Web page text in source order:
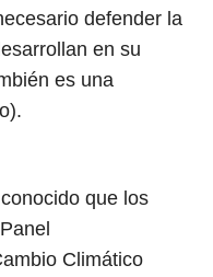
defender la
en su
es una
que los
Climático